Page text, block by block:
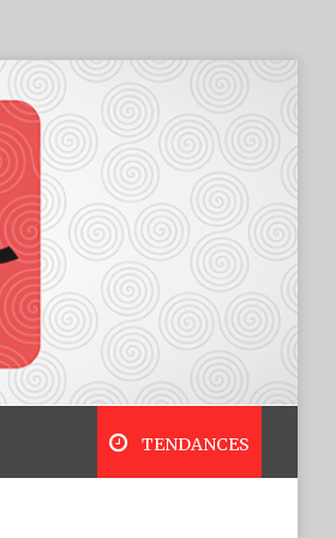
TENDANCES